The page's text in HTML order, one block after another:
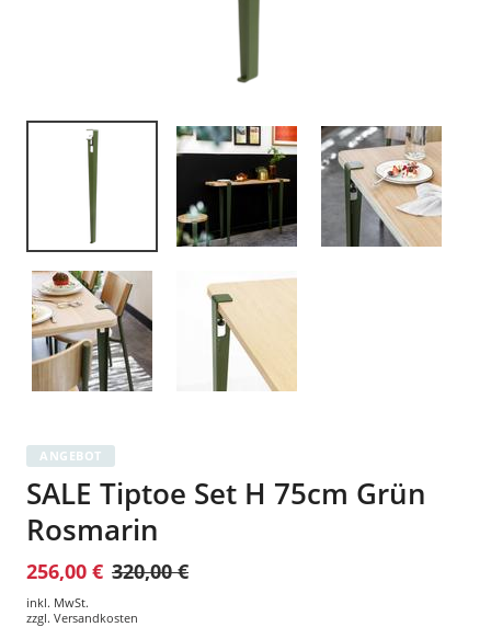
ANGEBOT
SALE Tiptoe Set H 75cm Grün
Rosmarin
256,00 € 320,00 €
inkl. MwSt.
zzgl. Versandkosten